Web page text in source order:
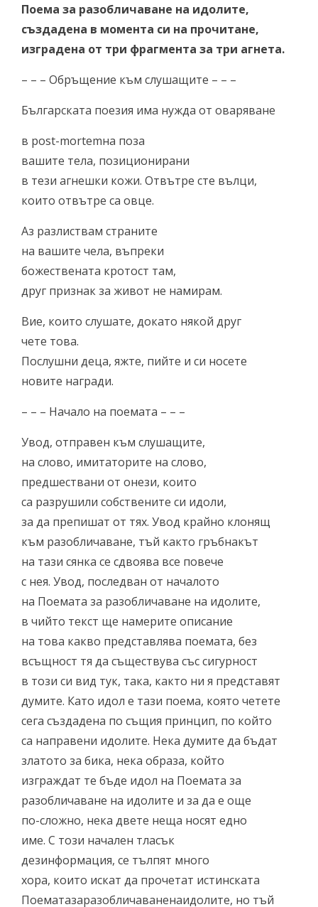
Поема за разобличаване на идолите,
създадена в момента си на прочитане,
изградена от три фрагмента за три агнета.
– – – Обръщение към слушащите – – –
Българската поезия има нужда от оваряване
в post-mortemна поза
вашите тела, позиционирани
в тези агнешки кожи. Отвътре сте вълци,
които отвътре са овце.
Аз разлиствам страните
на вашите чела, въпреки
божествената кротост там,
друг признак за живот не намирам.
Вие, които слушате, докато някой друг
чете това.
Послушни деца, яжте, пийте и си носете
новите награди.
– – – Начало на поемата – – –
Увод, отправен към слушащите,
на слово, имитаторите на слово,
предшествани от онези, които
са разрушили собствените си идоли,
за да препишат от тях. Увод крайно клонящ
към разобличаване, тъй както гръбнакът
на тази сянка се сдвоява все повече
с нея. Увод, последван от началото
на Поемата за разобличаване на идолите,
в чийто текст ще намерите описание
на това какво представлява поемата, без
всъщност тя да съществува със сигурност
в този си вид тук, така, както ни я представят
думите. Като идол е тази поема, която четете
сега създадена по същия принцип, по който
са направени идолите. Нека думите да бъдат
златото за бика, нека образа, който
изграждат те бъде идол на Поемата за
разобличаване на идолите и за да е още
по-сложно, нека двете неща носят едно
име. С този начален тласък
дезинформация, се тълпят много
хора, които искат да прочетат истинската
Поематазаразобличаваненаидолите, но тъй